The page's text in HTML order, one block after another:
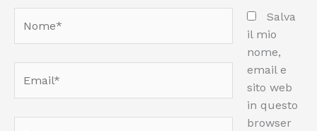
Salva
il mio
nome,
email e
sito web
in questo
browser